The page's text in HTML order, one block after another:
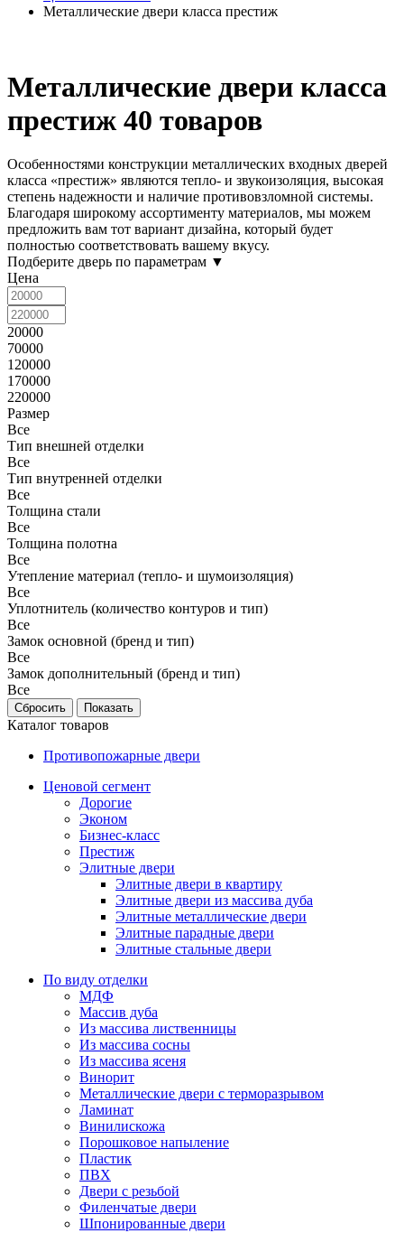
Металлические двери класса престиж
Металлические двери класса
престиж 40 товаров
Особенностями конструкции металлических входных дверей
класса «престиж» являются тепло- и звукоизоляция, высокая
степень надежности и наличие противовзломной системы.
Благодаря широкому ассортименту материалов, мы можем
предложить вам тот вариант дизайна, который будет
полностью соответствовать вашему вкусу.
Подберите дверь по параметрам ▼
Цена
20000
70000
120000
170000
220000
Размер
Все
Тип внешней отделки
Все
Тип внутренней отделки
Все
Толщина стали
Все
Толщина полотна
Все
Утепление материал (тепло- и шумоизоляция)
Все
Уплотнитель (количество контуров и тип)
Все
Замок основной (бренд и тип)
Все
Замок дополнительный (бренд и тип)
Все
Каталог товаров
Противопожарные двери
Ценовой сегмент
Дорогие
Эконом
Бизнес-класс
Престиж
Элитные двери
Элитные двери в квартиру
Элитные двери из массива дуба
Элитные металлические двери
Элитные парадные двери
Элитные стальные двери
По виду отделки
МДФ
Массив дуба
Из массива лиственницы
Из массива сосны
Из массива ясеня
Винорит
Металлические двери с терморазрывом
Ламинат
Винилискожа
Порошковое напыление
Пластик
ПВХ
Двери с резьбой
Филенчатые двери
Шпонированные двери